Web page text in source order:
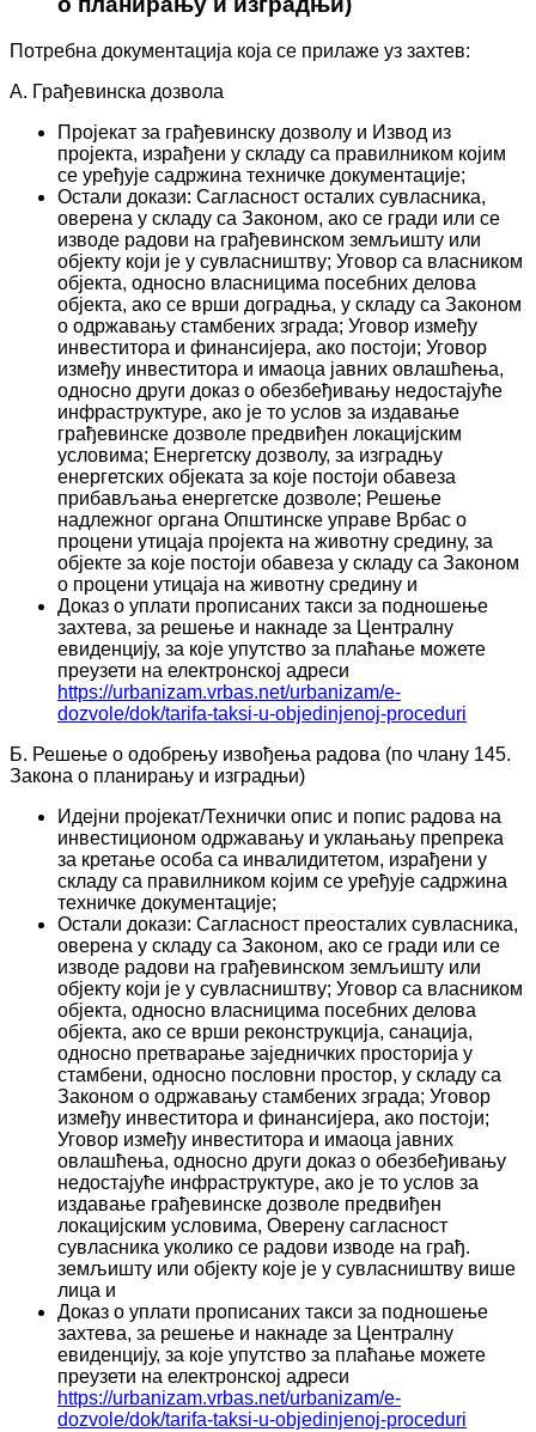
Потребна документација која се прилаже уз захтев:
А. Грађевинска дозвола
Пројекат за грађевинску дозволу и Извод из
пројекта, израђени у складу са правилником којим
се уређује садржина техничке документације;
Остали докази: Сагласност осталих сувласника,
оверена у складу са Законом, ако се гради или се
изводе радови на грађевинском земљишту или
објекту који је у сувласништву; Уговор са власником
објекта, односно власницима посебних делова
објекта, ако се врши доградња, у складу са Законом
о одржавању стамбених зграда; Уговор између
инвеститора и финансијера, ако постоји; Уговор
између инвеститора и имаоца јавних овлашћења,
односно други доказ о обезбеђивању недостајуће
инфраструктуре, ако је то услов за издавање
грађевинске дозволе предвиђен локацијским
условима; Енергетску дозволу, за изградњу
енергетских објеката за које постоји обавеза
прибављања енергетске дозволе; Решење
надлежног органа Општинске управе Врбас о
процени утицаја пројекта на животну средину, за
објекте за које постоји обавеза у складу са Законом
о процени утицаја на животну средину и
Доказ о уплати прописаних такси за подношење
захтева, за решење и накнаде за Централну
евиденцију, за које упутство за плаћање можете
преузети на електронској адреси
https://urbanizam.vrbas.net/urbanizam/e-
dozvole/dok/tarifa-taksi-u-objedinjenoj-proceduri
Б. Решење о одобрењу извођења радова (по члану 145.
Закона о планирању и изградњи)
Идејни пројекат/Технички опис и попис радова на
инвестиционом одржавању и уклањању препрека
за кретање особа са инвалидитетом, израђени у
складу са правилником којим се уређује садржина
техничке документације;
Остали докази: Сагласност преосталих сувласника,
оверена у складу са Законом, ако се гради или се
изводе радови на грађевинском земљишту или
објекту који је у сувласништву; Уговор са власником
објекта, односно власницима посебних делова
објекта, ако се врши реконструкција, санација,
односно претварање заједничких просторија у
стамбени, односно пословни простор, у складу са
Законом о одржавању стамбених зграда; Уговор
између инвеститора и финансијера, ако постоји;
Уговор између инвеститора и имаоца јавних
овлашћења, односно други доказ о обезбеђивању
недостајуће инфраструктуре, ако је то услов за
издавање грађевинске дозволе предвиђен
локацијским условима, Оверену сагласност
сувласника уколико се радови изводе на грађ.
земљишту или објекту које је у сувласништву више
лица и
Доказ о уплати прописаних такси за подношење
захтева, за решење и накнаде за Централну
евиденцију, за које упутство за плаћање можете
преузети на електронској адреси
https://urbanizam.vrbas.net/urbanizam/e-
dozvole/dok/tarifa-taksi-u-objedinjenoj-proceduri